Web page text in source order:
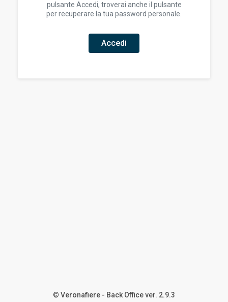
pulsante Accedi, troverai anche il pulsante
per recuperare la tua password personale.
Accedi
© Veronafiere - Back Office ver. 2.9.3